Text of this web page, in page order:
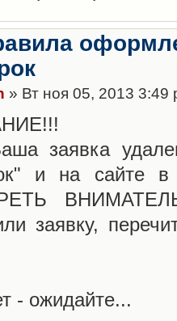
» Вт ноя 05, 2013 3:49
заявка
и на сайте в
заявку,
- ожидайте...